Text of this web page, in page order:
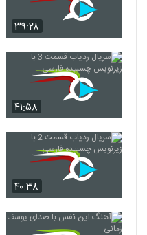
۳۹:۲۸
۴۱:۵۸
۴۰:۳۸